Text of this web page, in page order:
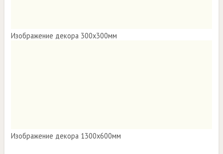
Изображение декора 300х300мм
Изображение декора 1300х600мм